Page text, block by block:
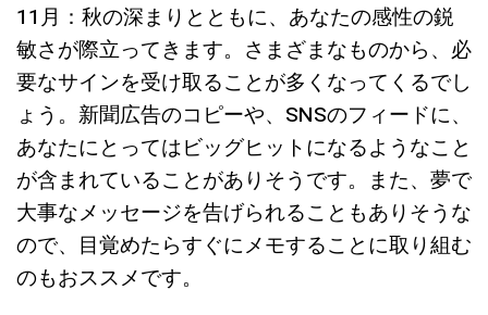
11月：秋の深まりとともに、あなたの感性の鋭
敏さが際立ってきます。さまざまなものから、必
要なサインを受け取ることが多くなってくるでし
ょう。新聞広告のコピーや、SNSのフィードに、
あなたにとってはビッグヒットになるようなこと
が含まれていることがありそうです。また、夢で
大事なメッセージを告げられることもありそうな
ので、目覚めたらすぐにメモすることに取り組む
のもおススメです。